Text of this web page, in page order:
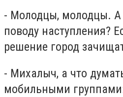
- Молодцы, молодцы. А
поводу наступления?
решение город
- Михалыч, а что
мобильными